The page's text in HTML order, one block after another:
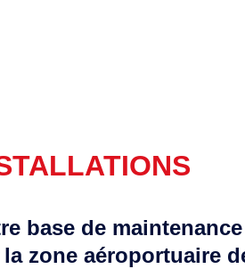
base de
zone aéroportuaire